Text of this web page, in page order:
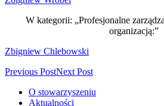
W kategorii: „Profesjonalne
organizacją:”
Zbigniew Chlebowski
Previous PostNext Post
O stowarzyszeniu
Aktualności